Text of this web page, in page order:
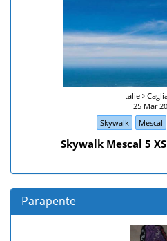
Italie
25 Mar
Skywalk
Mescal
Skywalk Mescal 5
Parapente